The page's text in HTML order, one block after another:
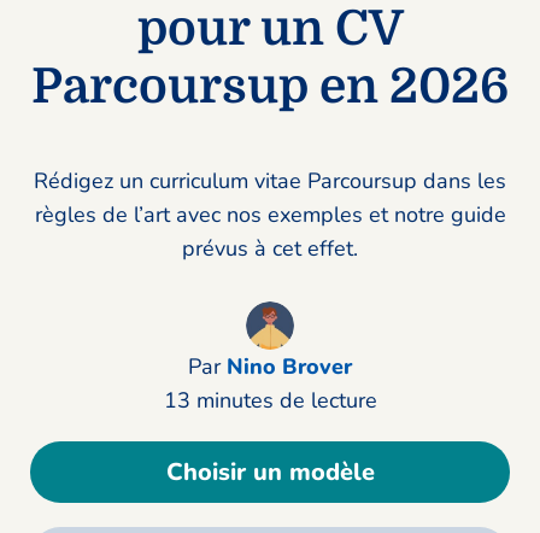
pour un CV
Parcoursup en 2026
Rédigez un curriculum vitae Parcoursup dans les
règles de l’art avec nos exemples et notre guide
prévus à cet effet.
Par Nino Brover
13 minutes de lecture
Choisir un modèle